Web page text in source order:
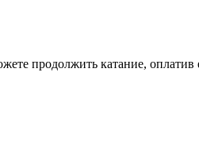
продолжить катание,